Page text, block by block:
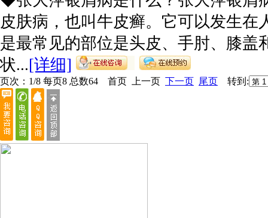
皮肤病，也叫牛皮癣。它可以发生在
是最常见的部位是头皮、手肘、膝盖
状...[详细]
页次：1/8 每页8 总数64 首页 上一页 下一页 尾页 转到: